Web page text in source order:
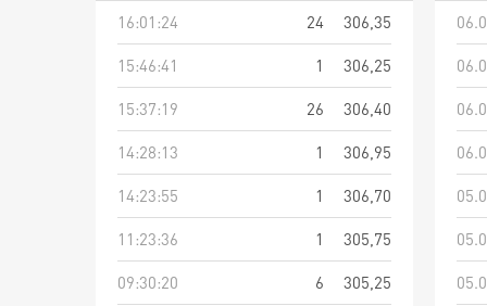
16:01:24
24
306,35
15:46:41
1
306,25
15:37:19
26
306,40
14:28:13
1
306,95
14:23:55
1
306,70
11:23:36
1
305,75
09:30:20
6
305,25